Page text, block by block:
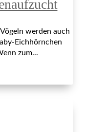
werden auch
Eichhörnchen
zum...